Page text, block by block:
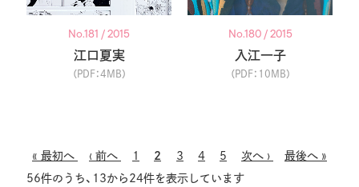
No.181 / 2015
江口夏実
（PDF：4MB）
No.180 / 2015
入江一子
（PDF：10MB）
ペー
ジ
先
頭
« 最初へ
前
ペー
‹ 前へ Page
1
カ
レ
2 Page
3 Page
4 Page
5
次
ペー
次へ ›
最
最後へ »
56件のうち、13から24件を表示しています